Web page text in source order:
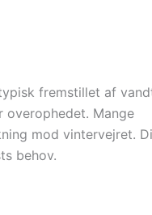
fremstillet af
Mange
mod vintervejret.
behov.